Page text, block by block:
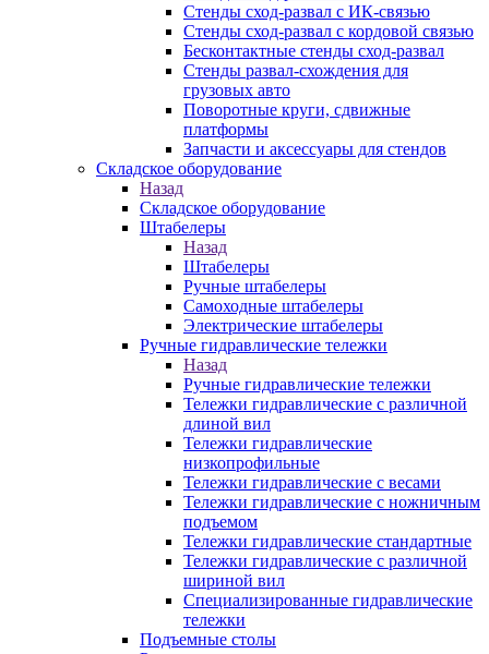
Стенды сход-развал с ИК-связью
Стенды сход-развал с кордовой связью
Бесконтактные стенды сход-развал
Стенды развал-схождения для
грузовых авто
Поворотные круги, сдвижные
платформы
Запчасти и аксессуары для стендов
Складское оборудование
Назад
Складское оборудование
Штабелеры
Назад
Штабелеры
Ручные штабелеры
Самоходные штабелеры
Электрические штабелеры
Ручные гидравлические тележки
Назад
Ручные гидравлические тележки
Тележки гидравлические с различной
длиной вил
Тележки гидравлические
низкопрофильные
Тележки гидравлические с весами
Тележки гидравлические с ножничным
подъемом
Тележки гидравлические стандартные
Тележки гидравлические с различной
шириной вил
Специализированные гидравлические
тележки
Подъемные столы